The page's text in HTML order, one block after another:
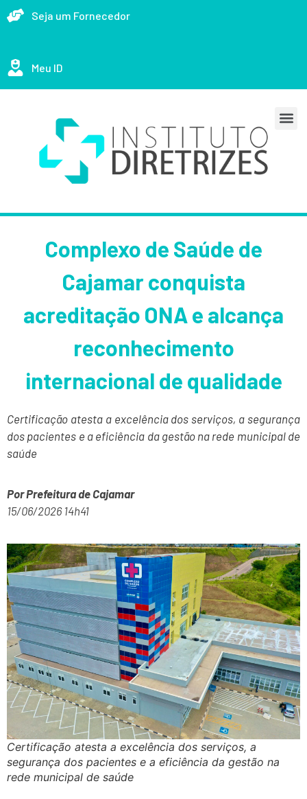
Seja um Fornecedor
Meu ID
Complexo de Saúde de
Cajamar conquista
acreditação ONA e alcança
reconhecimento
internacional de qualidade
Certificação atesta a excelência dos serviços, a segurança
dos pacientes e a eficiência da gestão na rede municipal de
saúde
Por Prefeitura de Cajamar
15/06/2026 14h41
Certificação atesta a excelência dos serviços, a
segurança dos pacientes e a eficiência da gestão na
rede municipal de saúde